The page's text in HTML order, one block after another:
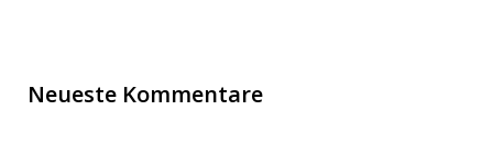
Neueste Kommentare